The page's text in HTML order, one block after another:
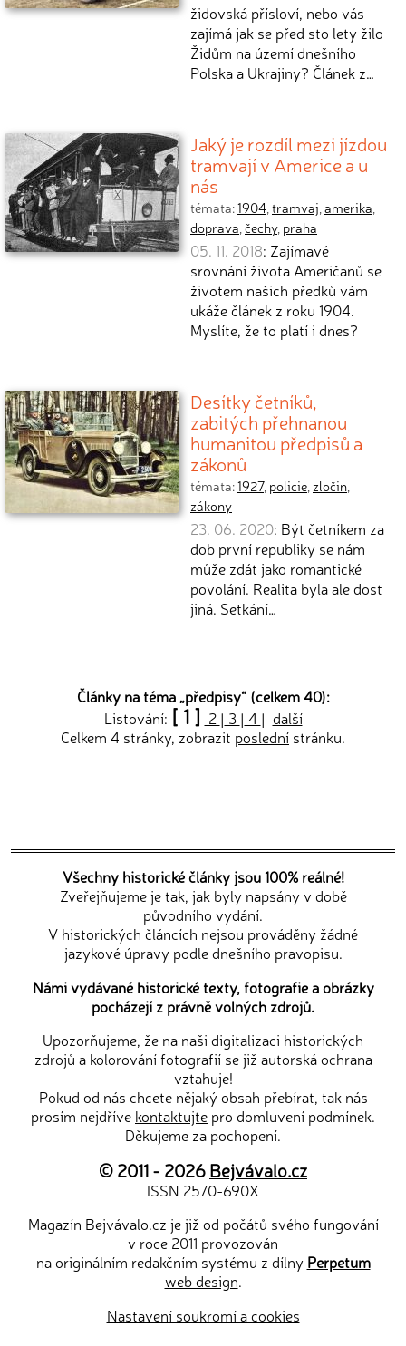
židovská přísloví, nebo vás
zajímá jak se před sto lety žilo
Židům na území dnešního
Polska a Ukrajiny? Článek z…
Jaký je rozdíl mezi jízdou
tramvají v Americe a u
nás
témata:1904,tramvaj,amerika,
doprava,čechy, praha
05. 11. 2018: Zajímavé
srovnání života Američanů se
životem našich předků vám
ukáže článek z roku 1904.
Myslíte, že to platí i dnes?
Desítky četníků,
zabitých přehnanou
humanitou předpisů a
zákonů
témata:1927, policie, zločin,
zákony
23. 06. 2020: Být četníkem za
dob první republiky se nám
může zdát jako romantické
povolání. Realita byla ale dost
jiná. Setkání…
Články na téma „předpisy“ (celkem 40):
Listování: [ 1 ] 2 | 3 | 4 | další
Celkem 4 stránky, zobrazit poslední stránku.
Všechny historické články jsou 100% reálné!
Zveřejňujeme je tak, jak byly napsány v době
původního vydání.
V historických článcích nejsou prováděny žádné
jazykové úpravy podle dnešního pravopisu.
Námi vydávané historické texty, fotografie a obrázky
pocházejí z právně volných zdrojů.
Upozorňujeme, že na naši digitalizaci historických
zdrojů a kolorování fotografií se již autorská ochrana
vztahuje!
Pokud od nás chcete nějaký obsah přebírat, tak nás
prosím nejdříve kontaktujte pro domluvení podmínek.
Děkujeme za pochopení.
© 2011 - 2026Bejvávalo.cz
ISSN 2570-690X
Magazín Bejvávalo.cz je již od počátů svého fungování
v roce 2011 provozován
na originálním redakčním systému z dílny Perpetum
web design.
Nastavení soukromí a cookies